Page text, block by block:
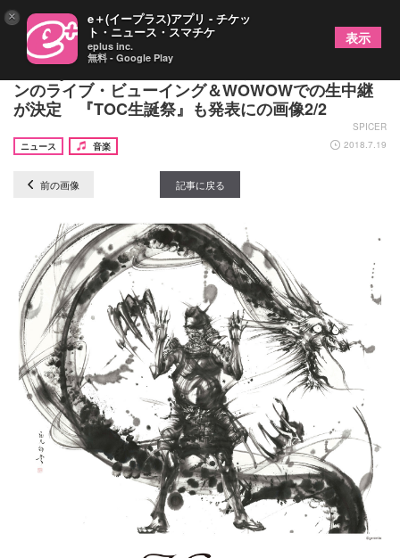
Hilcrhyme、チケット完売を受け日比谷野音ワンマ
ンのライブ・ビューイング＆WOWOWでの生中継
が決定 『TOC生誕祭』も発表にの画像2/2
SPICER
ニュース
音楽 2018.7.19
前の画像 記事に戻る
× e＋(イープラス)アプリ - チケッ
ト・ニュース・スマチケ
eplus inc.
無料 - Google Play
表示